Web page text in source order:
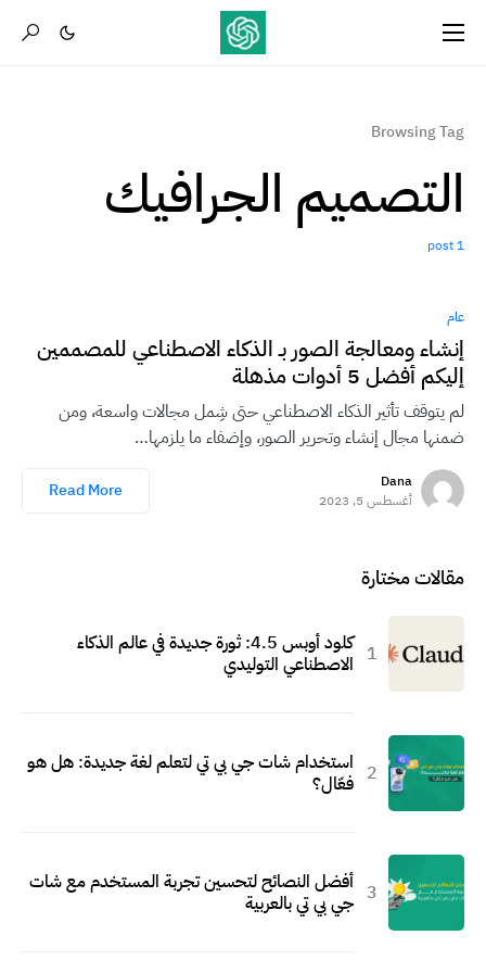
Browsing Tag
التصميم الجرافيك
1 post
عام
إنشاء ومعالجة الصور بـ الذكاء الاصطناعي للمصممين
إليكم أفضل 5 أدوات مذهلة
لم يتوقف تأثير الذكاء الاصطناعي حتى شِمل مجالات واسعة، ومن
ضمنها مجال إنشاء وتحرير الصور، وإضفاء ما يلزمها…
Dana
أغسطس 5, 2023
Read More
مقالات مختارة
كلود أوبس 4.5: ثورة جديدة في عالم الذكاء
الاصطناعي التوليدي
استخدام شات جي بي تي لتعلم لغة جديدة: هل هو
فعّال؟
أفضل النصائح لتحسين تجربة المستخدم مع شات
جي بي تي بالعربية